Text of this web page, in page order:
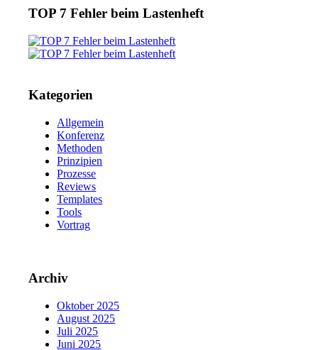
TOP 7 Fehler beim Lastenheft
Kategorien
Allgemein
Konferenz
Methoden
Prinzipien
Prozesse
Reviews
Templates
Tools
Vortrag
Archiv
Oktober 2025
August 2025
Juli 2025
Juni 2025